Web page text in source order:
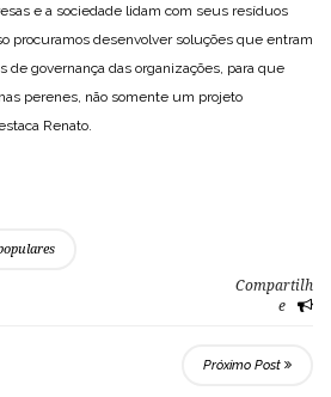
e a sociedade lidam com seus resíduos
procuramos desenvolver soluções que entram
de governança das organizações, para que
perenes, não somente um projeto
Renato.
Compartilh
e
Próximo Post